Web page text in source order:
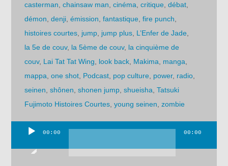
casterman ,chainsaw man ,cinéma ,critique ,débat
démon ,denji ,émission ,fantastique ,fire punch
histoires courtes jump jump plus L’Enfer de Jade
la 5e de couv, la 5ème de couv, la cinquième de
couv, Lai Tat Tat Wing look back Makima manga
mappa ,one shot Podcast pop culture power, radio
seinen ,shônen ,shonen jump ,shueisha ,Tatsuki
Fujimoto Histoires Courtes ,young seinen ,zombie
00:00 00:00